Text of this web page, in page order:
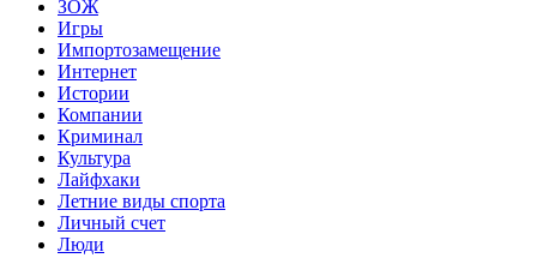
ЗОЖ
Игры
Импортозамещение
Интернет
Истории
Компании
Криминал
Культура
Лайфхаки
Летние виды спорта
Личный счет
Люди